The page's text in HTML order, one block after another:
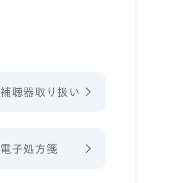
補聴器取り扱い
電子処方箋